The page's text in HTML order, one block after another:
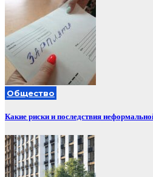
Общество
Какие риски и последствия